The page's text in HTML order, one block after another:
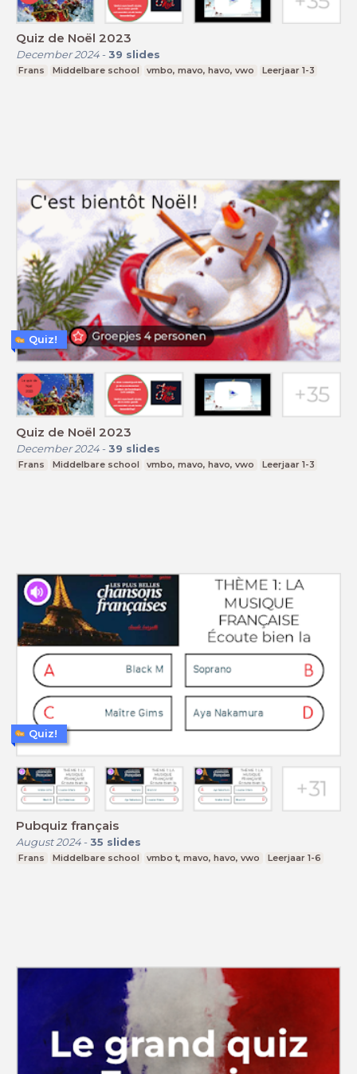
Quiz de Noël 2023
December 2024- 39 slides
Frans Middelbare school vmbo, mavo, havo, vwo Leerjaar 1-3
Quiz de Noël 2023
December 2024- 39 slides
Frans Middelbare school vmbo, mavo, havo, vwo Leerjaar 1-3
Quiz!
Pubquiz français
August 2024- 35 slides
Frans Middelbare school vmbo t, mavo, havo, vwo Leerjaar 1-6
Quiz!